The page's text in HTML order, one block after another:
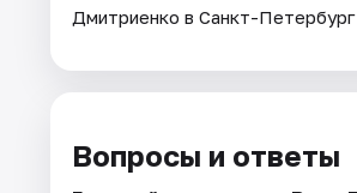
Дмитриенко в Санкт-
Вопросы и ответы